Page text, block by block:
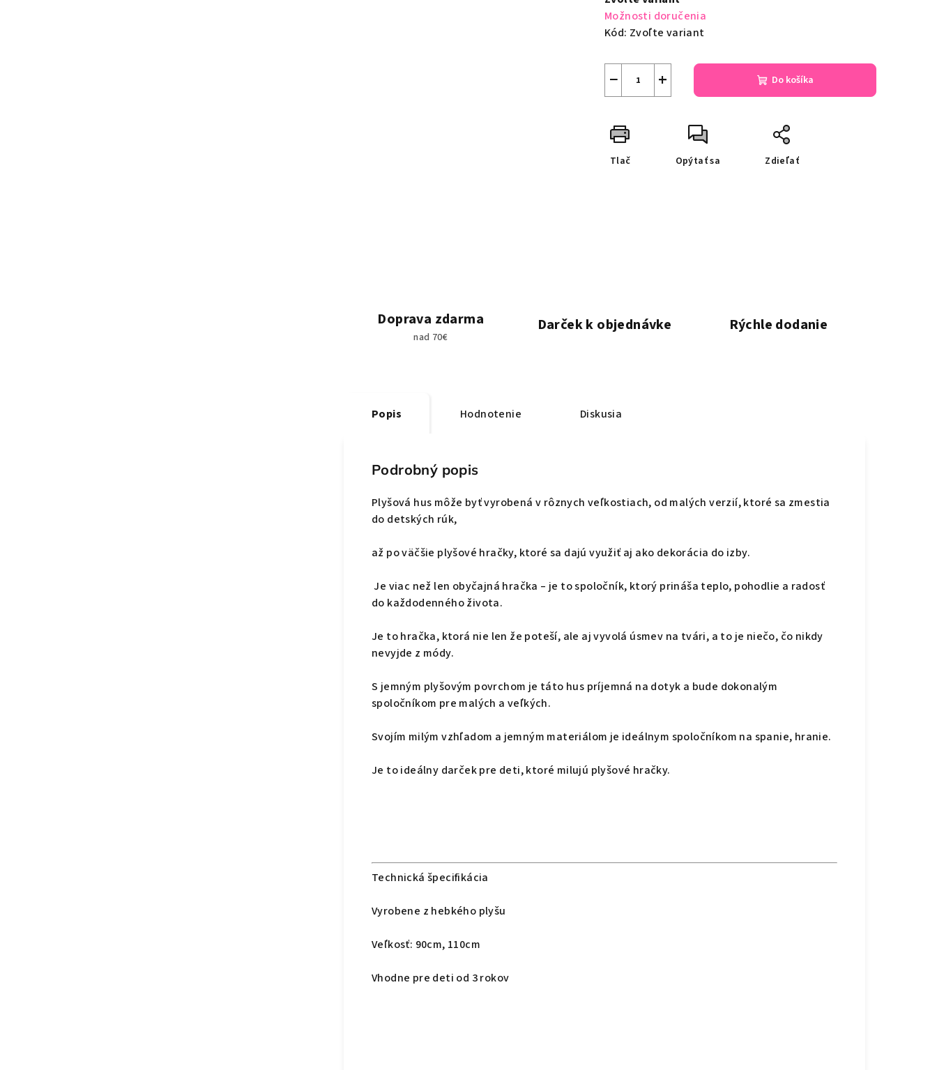
Možnosti doručenia
Kód: Zvoľte variant
+
− Do košíka
Tlač Opýtať sa Zdieľať
Doprava zdarma
nad 70€
Darček k objednávke Rýchle dodanie
Popis Hodnotenie Diskusia
Podrobný popis
Plyšová hus môže byť vyrobená v rôznych veľkostiach, od malých verzií, ktoré sa zmestia
do detských rúk,
až po väčšie plyšové hračky, ktoré sa dajú využiť aj ako dekorácia do izby.
Je viac než len obyčajná hračka – je to spoločník, ktorý prináša teplo, pohodlie a radosť
do každodenného života.
Je to hračka, ktorá nie len že poteší, ale aj vyvolá úsmev na tvári, a to je niečo, čo nikdy
nevyjde z módy.
S jemným plyšovým povrchom je táto hus príjemná na dotyk a bude dokonalým
spoločníkom pre malých a veľkých.
Svojím milým vzhľadom a jemným materiálom je ideálnym spoločníkom na spanie, hranie.
Je to ideálny darček pre deti, ktoré milujú plyšové hračky.
Technická špecifikácia
Vyrobene z hebkého plyšu
Veľkosť: 90cm, 110cm
Vhodne pre deti od 3 rokov